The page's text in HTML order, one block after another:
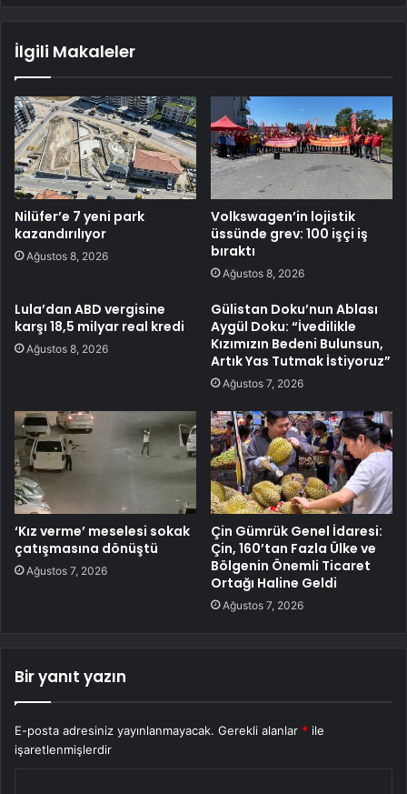
İlgili Makaleler
Nilüfer’e 7 yeni park
kazandırılıyor
Ağustos 8, 2026
Volkswagen’in lojistik
üssünde grev: 100 işçi iş
bıraktı
Ağustos 8, 2026
Lula’dan ABD vergisine
karşı 18,5 milyar real kredi
Ağustos 8, 2026
Gülistan Doku’nun Ablası
Aygül Doku: “İvedilikle
Kızımızın Bedeni Bulunsun,
Artık Yas Tutmak İstiyoruz”
Ağustos 7, 2026
‘Kız verme’ meselesi sokak
çatışmasına dönüştü
Ağustos 7, 2026
Çin Gümrük Genel İdaresi:
Çin, 160’tan Fazla Ülke ve
Bölgenin Önemli Ticaret
Ortağı Haline Geldi
Ağustos 7, 2026
Bir yanıt yazın
E-posta adresiniz yayınlanmayacak. Gerekli alanlar * ile
işaretlenmişlerdir